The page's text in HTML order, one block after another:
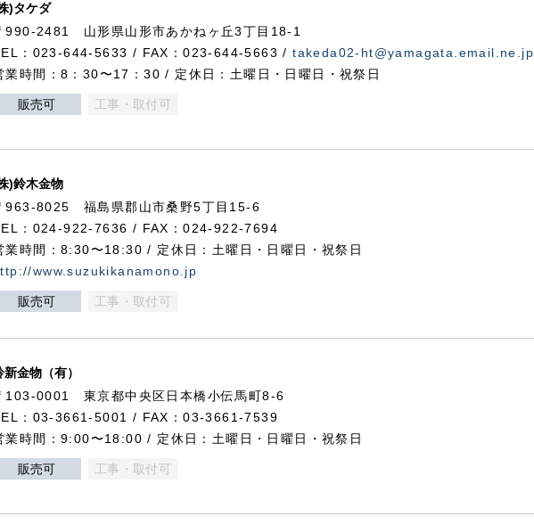
)タケダ
990-2481 山形県山形市あかねヶ丘3丁目18-1
：023-644-5633 / FAX：023-644-5663 /takeda02-ht@yamagata.email.ne.jp
業時間：8：30〜17：30 / 定休日：土曜日・日曜日・祝祭日
販売可 工事・取付可
)鈴木金物
963-8025 福島県郡山市桑野5丁目15-6
：024-922-7636 / FAX：024-922-7694
業時間：8:30〜18:30 / 定休日：土曜日・日曜日・祝祭日
www.suzukikanamono.jp
販売可 工事・取付可
新金物（有）
103-0001 東京都中央区日本橋小伝馬町8-6
：03-3661-5001 / FAX：03-3661-7539
業時間：9:00〜18:00 / 定休日：土曜日・日曜日・祝祭日
販売可 工事・取付可